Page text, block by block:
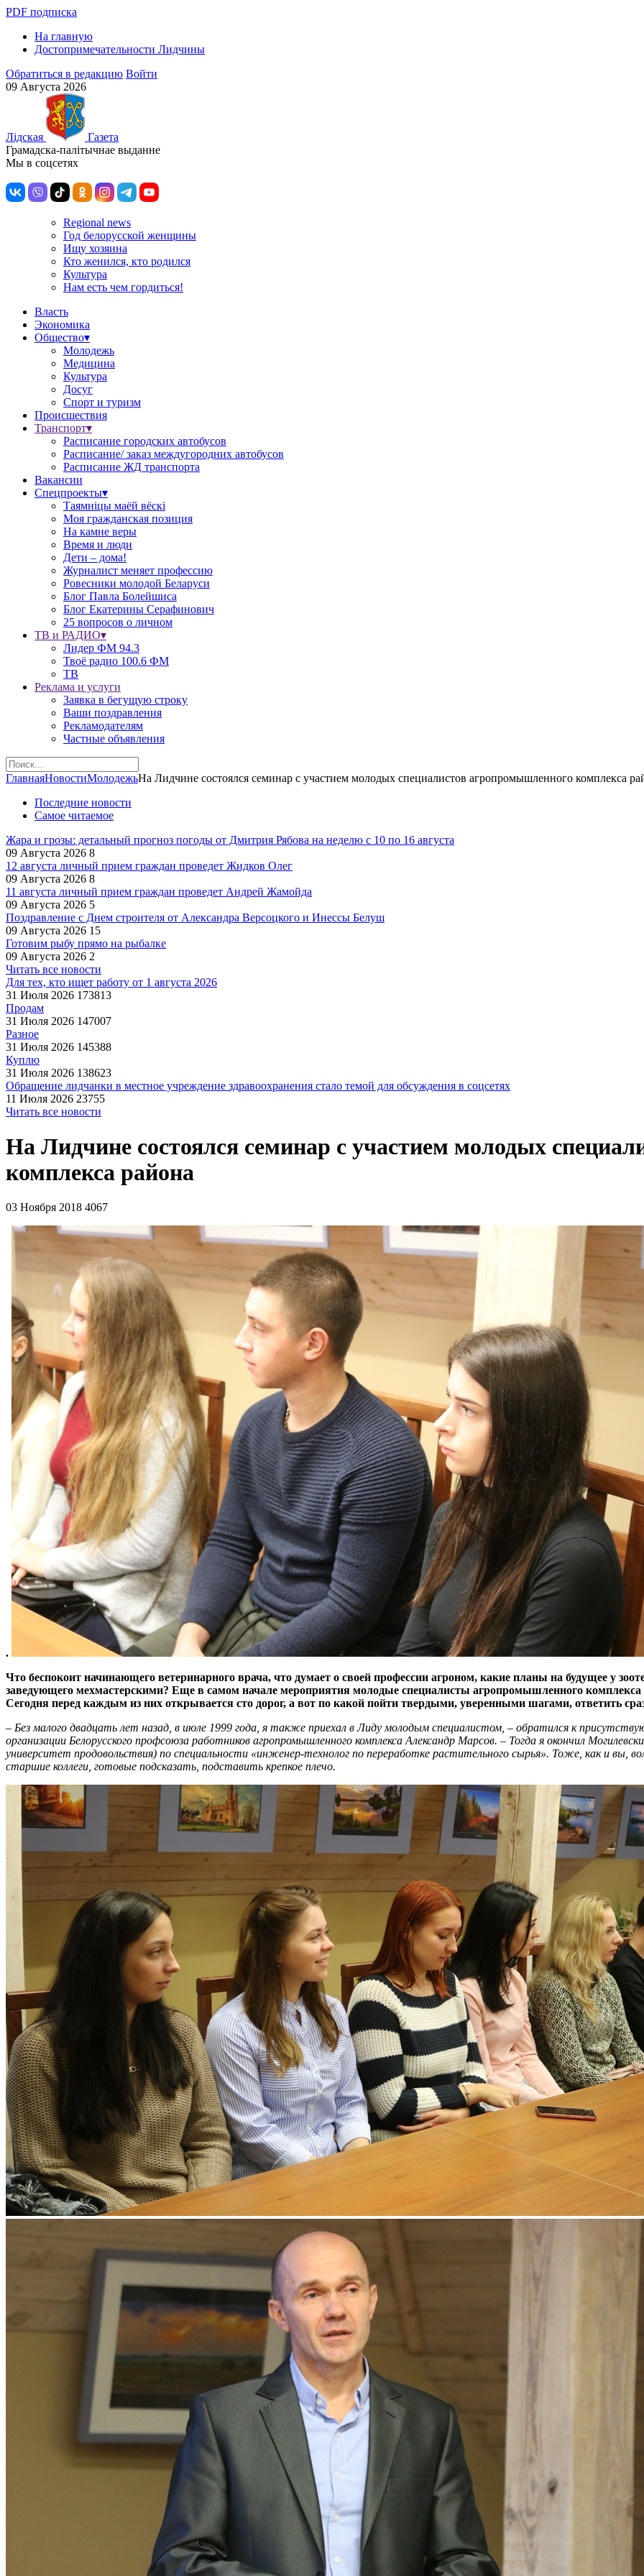
PDF подписка
На главную
Достопримечательности Лидчины
Обратиться в редакцию Войти
09 Августа 2026
Лiдская
Газета
Грамадска-палiтычнае выданне
Мы в соцсетях
Regional news
Год белорусской женщины
Ищу хозяина
Кто женился, кто родился
Культура
Нам есть чем гордиться!
Власть
Экономика
Общество▾
Молодежь
Медицина
Культура
Досуг
Спорт и туризм
Происшествия
Транспорт▾
Расписание городских автобусов
Расписание/ заказ междугородних автобусов
Расписание ЖД транспорта
Вакансии
Спецпроекты▾
Таямніцы маёй вёскі
Моя гражданская позиция
На камне веры
Время и люди
Дети – дома!
Журналист меняет профессию
Ровесники молодой Беларуси
Блог Павла Болейшиса
Блог Екатерины Серафинович
25 вопросов о личном
ТВ и РАДИО▾
Лидер ФМ 94.3
Твоё радио 100.6 ФМ
ТВ
Реклама и услуги
Заявка в бегущую строку
Ваши поздравления
Рекламодателям
Частные объявления
ГлавнаяНовостиМолодежьНа Лидчине состоялся семинар с участием молодых специалистов агропромышленного комплекса
Последние новости
Самое читаемое
Жара и грозы: детальный прогноз погоды от Дмитрия Рябова на неделю с 10 по 16 августа
09 Августа 2026 8
12 августа личный прием граждан проведет Жидков Олег
09 Августа 2026 8
11 августа личный прием граждан проведет Андрей Жамойда
09 Августа 2026 5
Поздравление с Днем строителя от Александра Версоцкого и Инессы Белуш
09 Августа 2026 15
Готовим рыбу прямо на рыбалке
09 Августа 2026 2
Читать все новости
Для тех, кто ищет работу от 1 августа 2026
31 Июля 2026 173813
Продам
31 Июля 2026 147007
Разное
31 Июля 2026 145388
Куплю
31 Июля 2026 138623
Обращение лидчанки в местное учреждение здравоохранения стало темой для обсуждения в соцсетях
11 Июля 2026 23755
Читать все новости
На Лидчине состоялся семинар с участием молодых
комплекса района
03 Ноября 2018 4067
.
Что беспокоит начинающего ветеринарного врача, что думает о своей профессии агроном, какие планы на будущее у
заведующего мехмастерскими? Еще в самом начале мероприятия молодые специалисты агропромышленного
Сегодня перед каждым из них открывается сто дорог, а вот по какой пойти твердыми, уверенными шагами, ответить
– Без малого двадцать лет назад, в июле 1999 года, я также приехал в Лиду молодым специалистом, – обратился к
организации Белорусского профсоюза работников агропромышленного комплекса Александр Марсов. – Тогда я окончил
университет продовольствия) по специальности «инженер-технолог по переработке растительного сырья». Тоже, как и вы,
старшие коллеги, готовые подсказать, подставить крепкое плечо.